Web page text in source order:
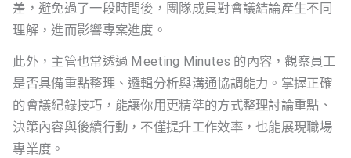
差，避免過了一段時間後，團隊成員對會議結論產生不同
理解，進而影響專案進度。
此外，主管也常透過 Meeting Minutes 的內容，觀察員工
是否具備重點整理、邏輯分析與溝通協調能力。掌握正確
的會議紀錄技巧，能讓你用更精準的方式整理討論重點、
決策內容與後續行動，不僅提升工作效率，也能展現職場
專業度。